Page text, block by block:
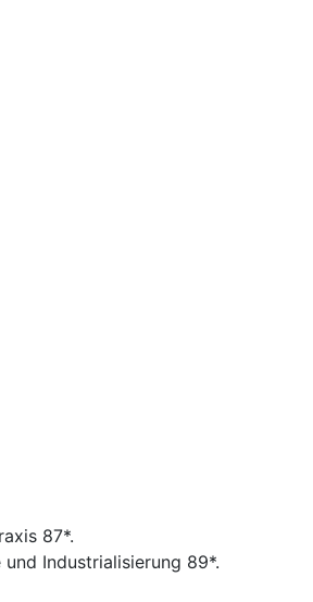
87*.
Industrialisierung 89*.